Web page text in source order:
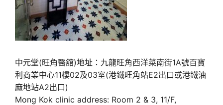
中元堂(旺角醫舘)地址：九龍旺角西洋菜南街1A號百寶
利商業中心11樓02及03室(港鐵旺角站E2出口或港鐵油
麻地站A2出口)
Mong Kok clinic address: Room 2 & 3, 11/F,